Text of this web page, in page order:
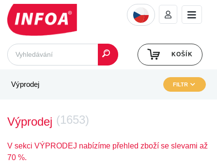
KOŠÍK
Výprodej FILTR
Výprodej (1653)
V sekci VÝPRODEJ nabízíme přehled zboží se slevami až
70 %.